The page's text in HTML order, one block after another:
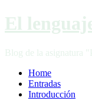
El
Blog de la asignatura
Home
Entradas
Introducción